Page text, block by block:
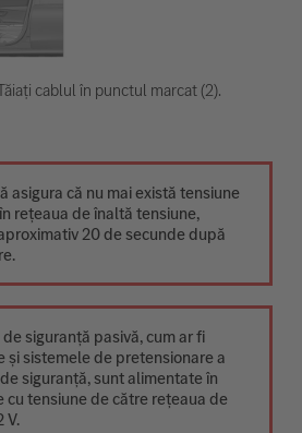
cablul în punctul marcat (2).
asigura că nu mai există tensiune
rețeaua de înaltă tensiune,
20 de secunde după
siguranță pasivă, cum ar fi
și sistemele de pretensionare a
siguranță, sunt alimentate în
cu tensiune de către rețeaua de
V.